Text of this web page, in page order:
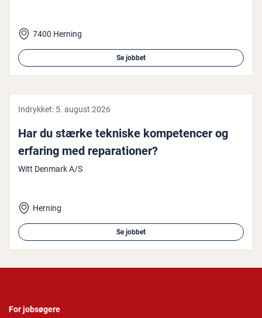
7400 Herning
Se jobbet
Indrykket: 5. august 2026
Har du stærke tekniske kom­pe­ten­cer og
erfaring med re­pa­ra­tio­ner?
Witt Denmark A/S
Herning
Se jobbet
For jobsøgere